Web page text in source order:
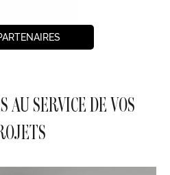
AU SERVICE DE VOS